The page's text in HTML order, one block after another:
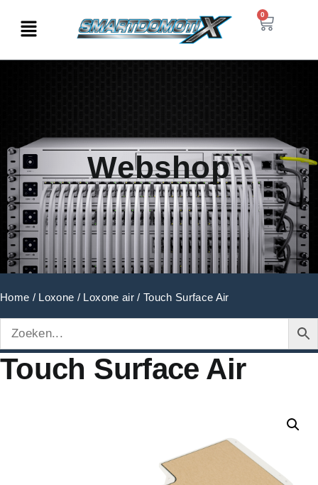
0
Webshop
Home / Loxone / Loxone air/ Touch Surface Air
Touch Surface Air